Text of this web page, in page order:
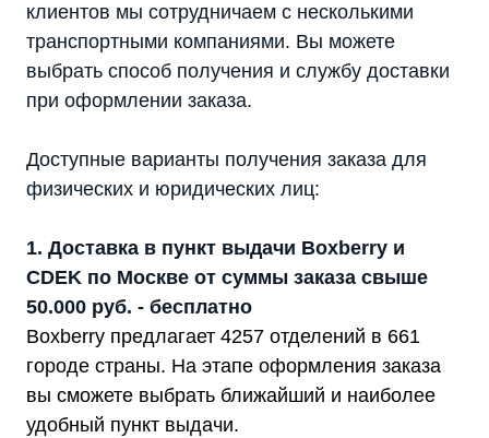
клиентов мы сотрудничаем с несколькими
транспортными компаниями. Вы можете
выбрать способ получения и службу доставки
при оформлении заказа.
Доступные варианты получения заказа для
физических и юридических лиц:
1. Доставка в пункт выдачи Boxberry и
CDEK по Москве от суммы заказа свыше
50.000 руб. - бесплатно
Boxberry предлагает 4257 отделений в 661
городе страны. На этапе оформления заказа
вы сможете выбрать ближайший и наиболее
удобный пункт выдачи.